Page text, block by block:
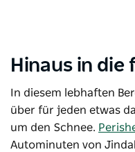
Hinaus in die
In diesem lebhaften
über für jeden etwas
um den Schnee.
Autominuten von